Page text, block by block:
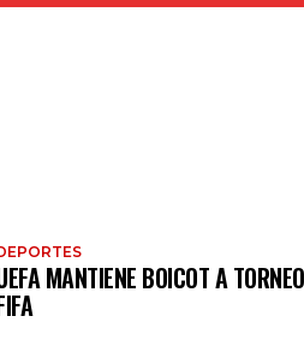
MANTIENE BOICOT A